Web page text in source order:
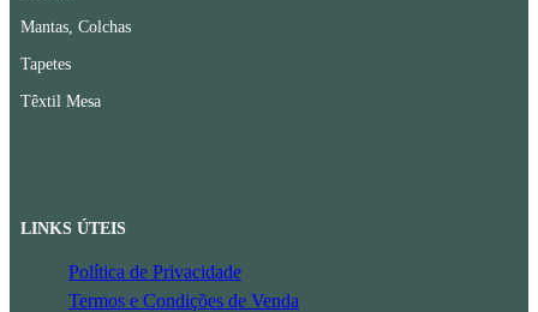
Mantas, Colchas
Tapetes
Têxtil Mesa
LINKS ÚTEIS
Política de Privacidade
Termos e Condições de Venda